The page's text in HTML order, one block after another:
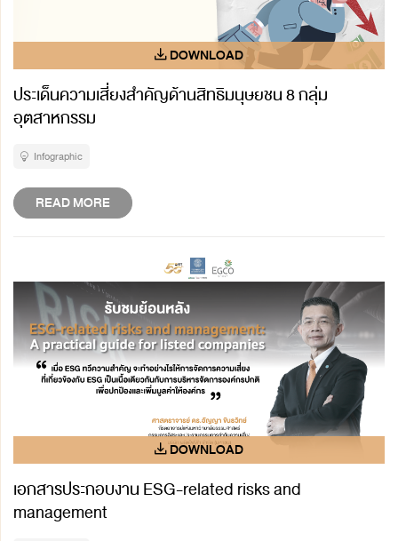
ประเด็นความเสี่ยงสำคัญด้านสิทธิมนุษยชน 8 กลุ่ม
อุตสาหกรรม
Infographic
READ MORE
เอกสารประกอบงาน ESG-related risks and
management